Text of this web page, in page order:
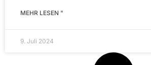
MEHR LESEN "
9. Juli 2024